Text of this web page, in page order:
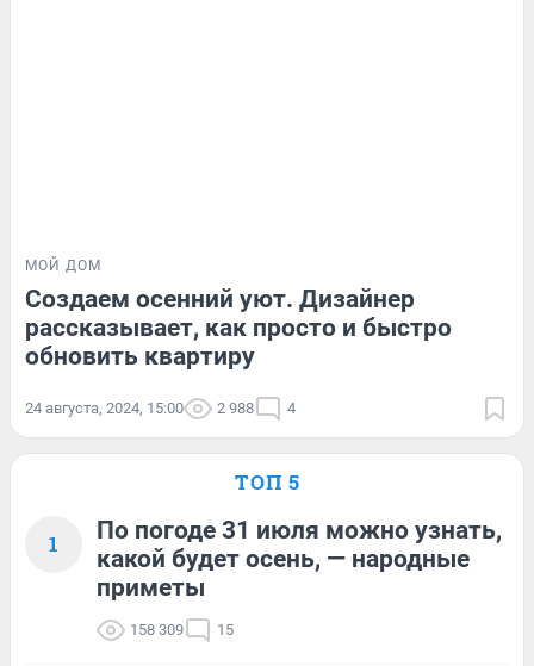
МОЙ ДОМ
Создаем осенний уют. Дизайнер
рассказывает, как просто и быстро
обновить квартиру
24 августа, 2024, 15:00 2 988 4
ТОП 5
1
По погоде 31 июля можно узнать,
какой будет осень, — народные
приметы
158 309 15